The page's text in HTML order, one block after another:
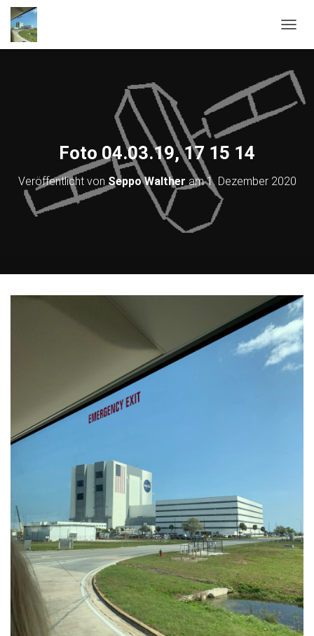
Foto 04.03.19, 17 15 14
Veröffentlicht von Seppo Walther am1. Dezember 2020